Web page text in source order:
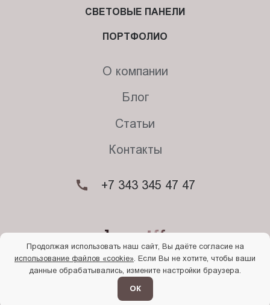
© 2026. Begriff
Политика конфиденциальности
СВЕТОВЫЕ ПАНЕЛИ
ПОРТФОЛИО
О компании
Блог
Статьи
Контакты
+7 343 345 47 47
Продолжая использовать наш сайт, Вы даёте согласие на
использование файлов «cookie» . Если Вы не хотите, чтобы ваши
данные обрабатывались, измените настройки браузера.
ОК